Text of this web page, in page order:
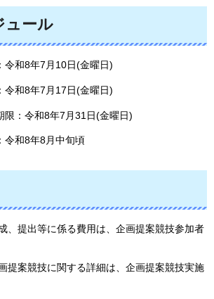
ュール
令和8年7月10日(金曜日)
令和8年7月17日(金曜日)
限：令和8年7月31日(金曜日)
令和8年8月中旬頃
、提出等に係る費用は、企画提案競技参加者
提案競技に関する詳細は、企画提案競技実施